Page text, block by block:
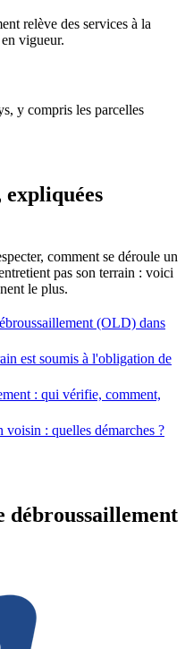
relève des services à la
vigueur.
y compris les parcelles
expliquées
comment se déroule un
pas son terrain : voici
le plus.
(OLD) dans
est soumis à l'obligation de
: qui vérifie, comment,
voisin : quelles démarches ?
débroussaillement